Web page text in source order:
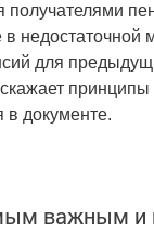
недостаточной
для
в документе.
важным и